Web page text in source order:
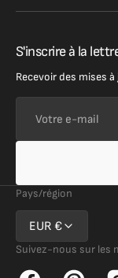
S'inscrire à la
Recevoir des mises
mail
Pays/région
EUR €
Suivez-nous sur les